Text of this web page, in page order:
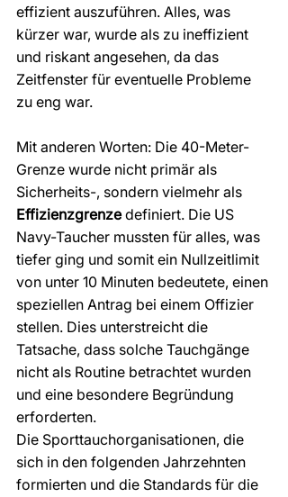
effizient auszuführen. Alles, was
kürzer war, wurde als zu ineffizient
und riskant angesehen, da das
Zeitfenster für eventuelle Probleme
zu eng war.
Mit anderen Worten: Die 40-Meter-
Grenze wurde nicht primär als
Sicherheits-, sondern vielmehr als
Effizienzgrenze definiert. Die US
Navy-Taucher mussten für alles, was
tiefer ging und somit ein Nullzeitlimit
von unter 10 Minuten bedeutete, einen
speziellen Antrag bei einem Offizier
stellen. Dies unterstreicht die
Tatsache, dass solche Tauchgänge
nicht als Routine betrachtet wurden
und eine besondere Begründung
erforderten.
Die Sporttauchorganisationen, die
sich in den folgenden Jahrzehnten
formierten und die Standards für die